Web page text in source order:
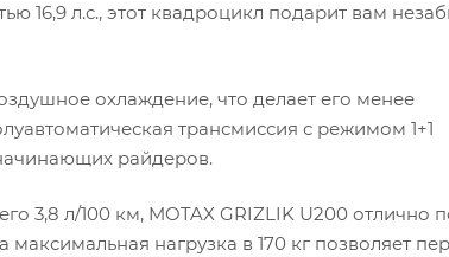
16,9 л.с., этот квадроцикл подарит вам
охлаждение, что делает его менее
трансмиссия с режимом 1+1
райдеров.
3,8 л/100 км, MOTAX GRIZLIK U200 отлично
нагрузка в 170 кг позволяет